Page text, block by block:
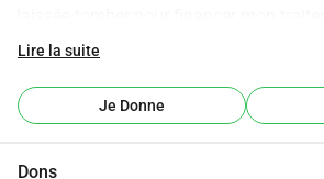
cancer. En raison de mon âge et du type
chimiothérapie et de radiothérapie.
payé des impôts à temps plein
Lire la suite
Je Donne
Dons